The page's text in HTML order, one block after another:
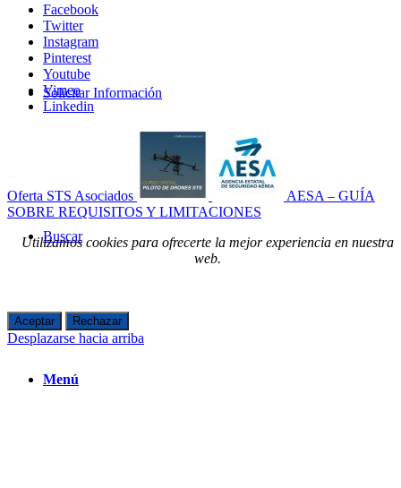
Solicitar Información
Buscar
Menú
Facebook
Twitter
Instagram
Pinterest
Youtube
Vimeo
Linkedin
Oferta STS Asociados
AESA – GUÍA
SOBRE REQUISITOS Y LIMITACIONES
Utilizamos cookies para ofrecerte la mejor experiencia en nuestra
web.
Aceptar Rechazar
Desplazarse hacia arriba